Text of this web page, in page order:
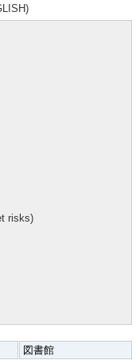
risks)
図書館